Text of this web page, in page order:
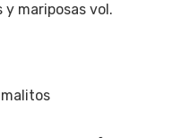
y mariposas vol.